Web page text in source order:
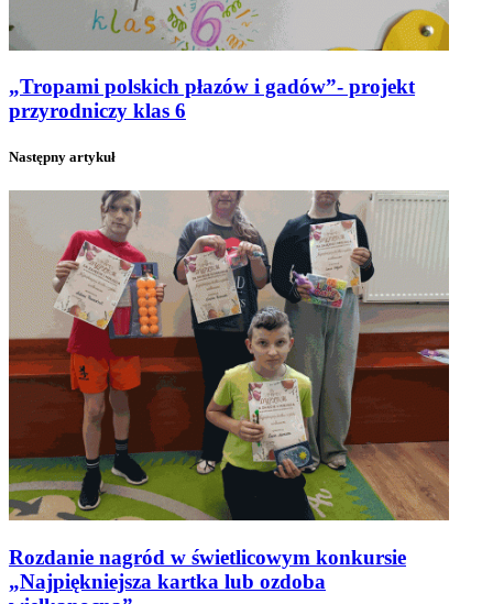
„Tropami polskich płazów i gadów”- projekt
przyrodniczy klas 6
Następny artykuł
Rozdanie nagród w świetlicowym konkursie
„Najpiękniejsza kartka lub ozdoba